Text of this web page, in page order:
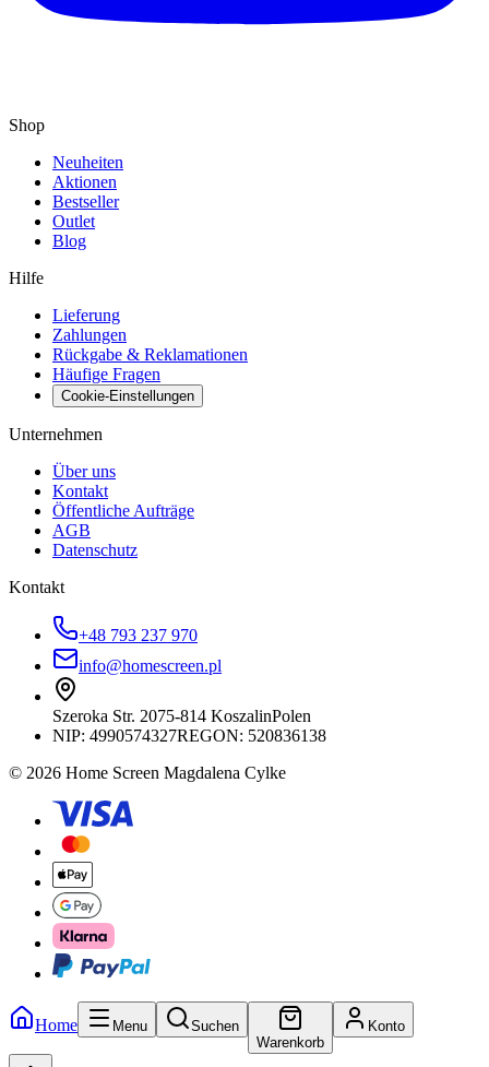
Shop
Neuheiten
Aktionen
Bestseller
Outlet
Blog
Hilfe
Lieferung
Zahlungen
Rückgabe & Reklamationen
Häufige Fragen
Cookie-Einstellungen
Unternehmen
Über uns
Kontakt
Öffentliche Aufträge
AGB
Datenschutz
Kontakt
+48 793 237 970
info@homescreen.pl
Szeroka Str. 2075-814 KoszalinPolen
NIP: 4990574327REGON: 520836138
© 2026 Home Screen Magdalena Cylke
Home Menu
Suchen
Warenkorb
Konto